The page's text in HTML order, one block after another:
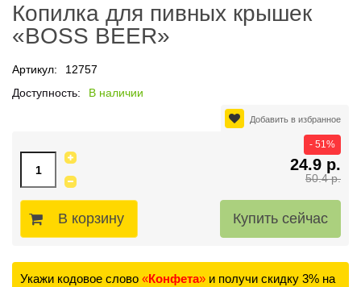
Копилка для пивных крышек
«BOSS BEER»
Артикул:
12757
Доступность:
В наличии
Добавить в избранное
50.4 р.
24.9 р.
- 51%
В корзину
Укажи кодовое слово «Конфета» и получи скидку 3% на